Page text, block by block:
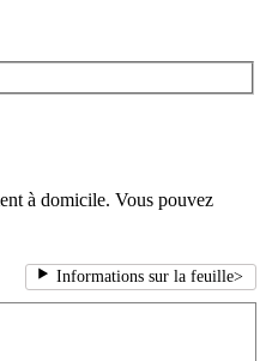
à domicile. Vous pouvez
Informations sur la feuille>